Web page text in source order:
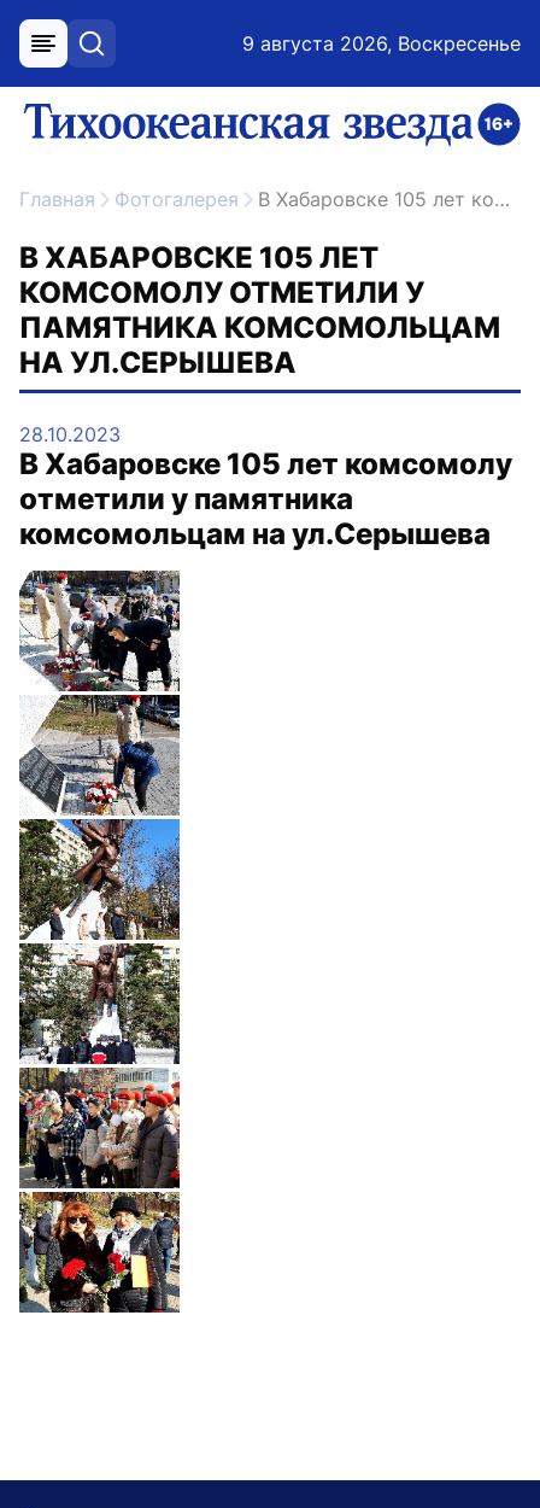
меню поиск 9 августа 2026, Воскресенье
ссылка на главную
Главная Фотогалерея В Хабаровске 105 лет комсомолу отметили у памятника комсомольцам на ул.Серышева
В ХАБАРОВСКЕ 105 ЛЕТ
КОМСОМОЛУ ОТМЕТИЛИ У
ПАМЯТНИКА КОМСОМОЛЬЦАМ
НА УЛ.СЕРЫШЕВА
28.10.2023
В Хабаровске 105 лет комсомолу
отметили у памятника
комсомольцам на ул.Серышева